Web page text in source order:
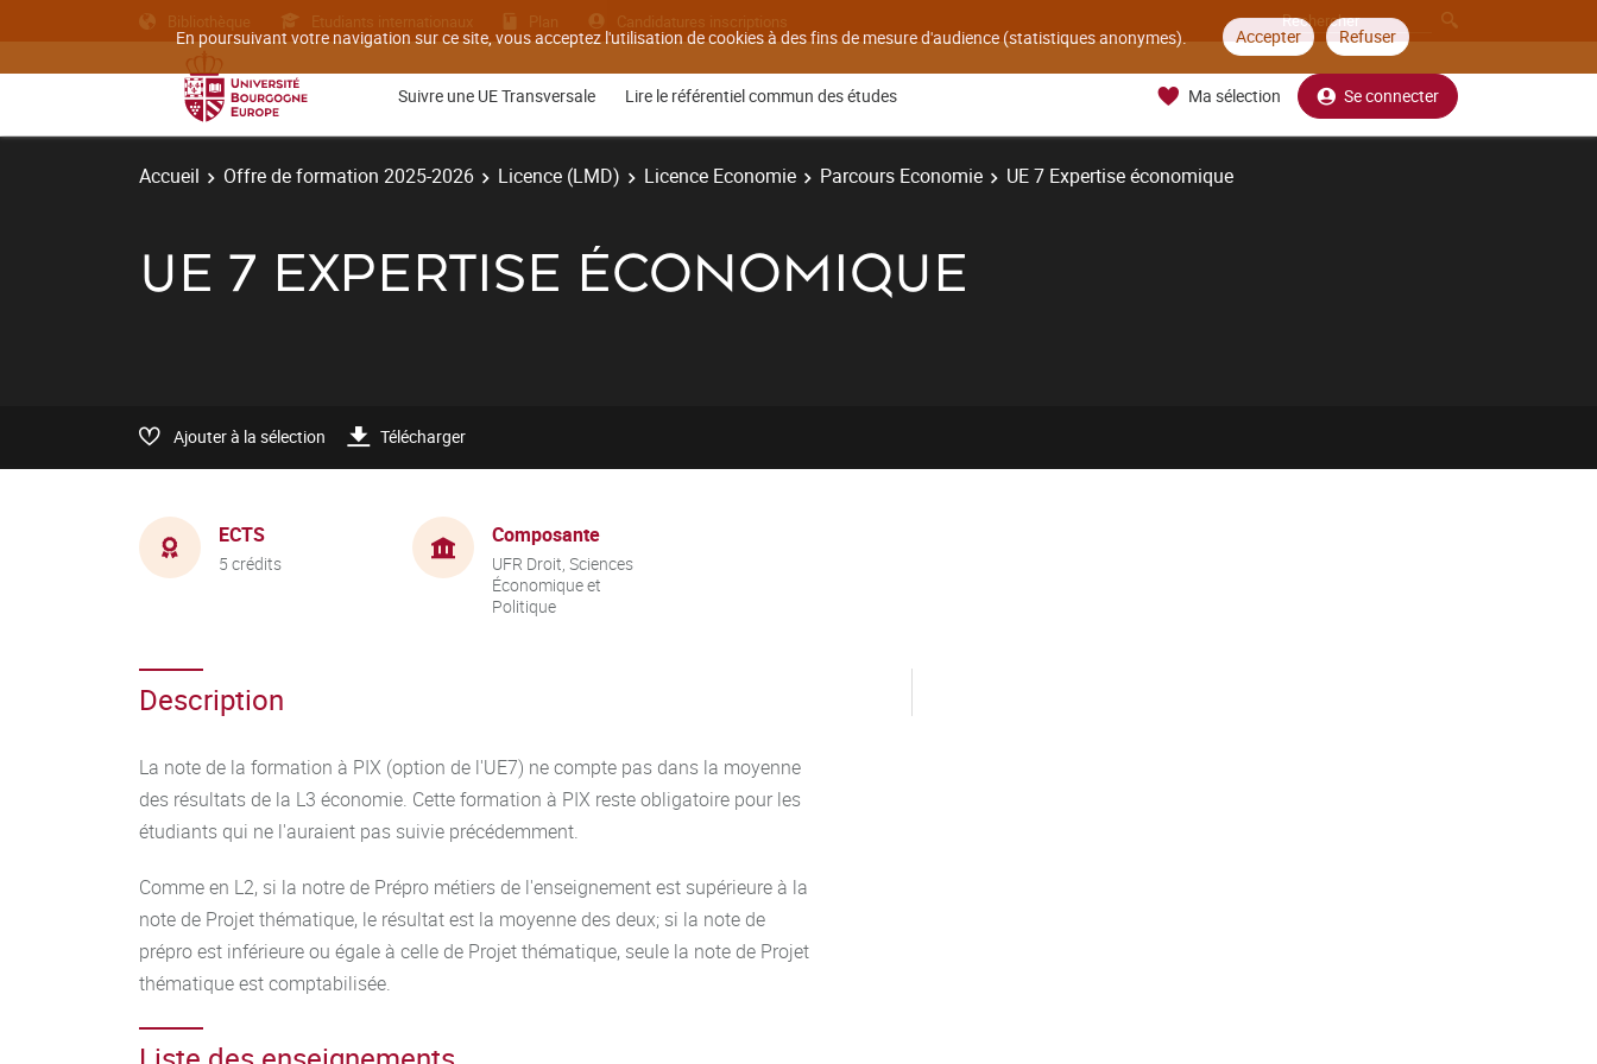
En poursuivant votre navigation sur ce site, vous acceptez l'utilisation de cookies à des fins de mesure d'audience (statistiques anonymes). Accepter Refuser
Bibliothèque Etudiants internationaux Plan Candidatures inscriptions
Suivre une UE Transversale Lire le référentiel commun des études Ma sélection Se connecter
Accueil Offre de formation 2025-2026 Licence (LMD) Licence Economie Parcours Economie UE 7 Expertise économique
UE 7 EXPERTISE ÉCONOMIQUE
Ajouter à la sélection Télécharger
ECTS
5 crédits
Composante
UFR Droit, Sciences
Économique et
Politique
Description
La note de la formation à PIX (option de l'UE7) ne compte pas dans la moyenne
des résultats de la L3 économie. Cette formation à PIX reste obligatoire pour les
étudiants qui ne l'auraient pas suivie précédemment.
Comme en L2, si la notre de Prépro métiers de l'enseignement est supérieure à la
note de Projet thématique, le résultat est la moyenne des deux; si la note de
prépro est inférieure ou égale à celle de Projet thématique, seule la note de Projet
thématique est comptabilisée.